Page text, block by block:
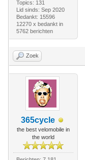
Topics: 131
Lid sinds: Sep 2020
Bedankt: 15596
12270 x bedankt in
5762 berichten
Zoek
365cycle
the best velomobile in
the world